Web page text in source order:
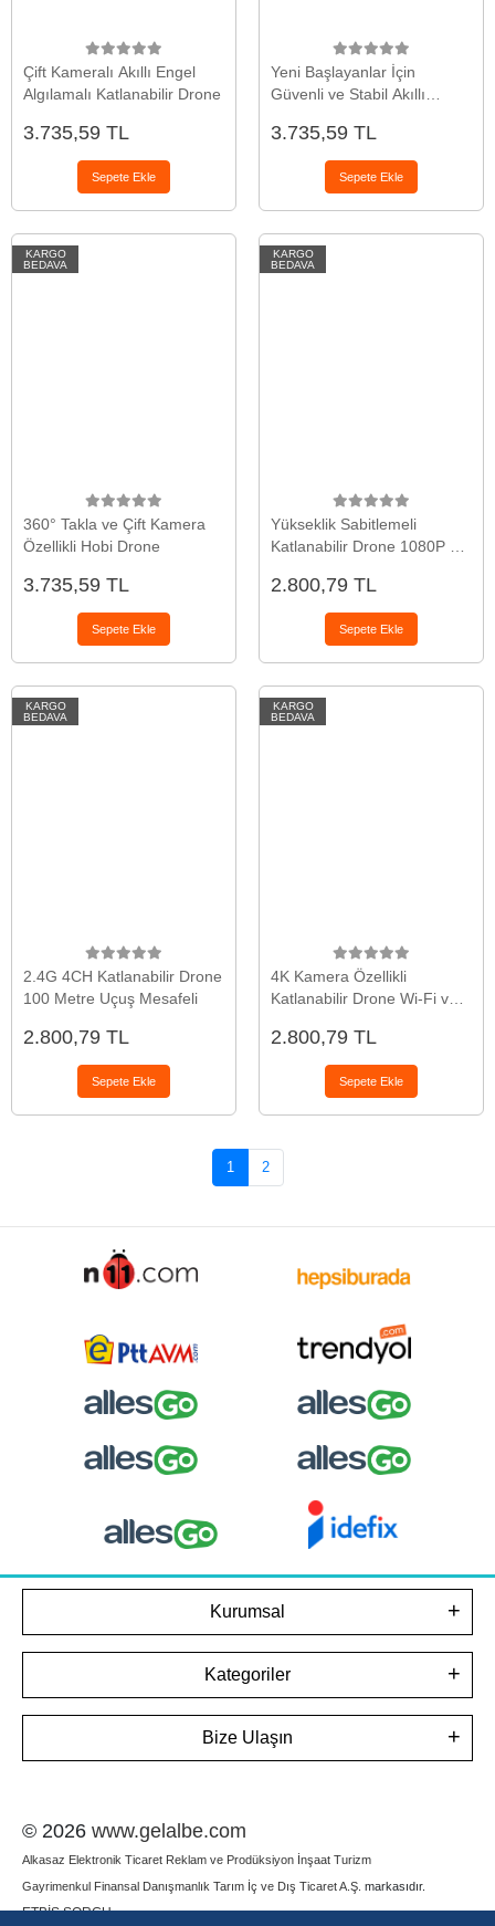
Çift Kameralı Akıllı Engel
Algılamalı Katlanabilir Drone
3.735,59 TL
Sepete Ekle
Yeni Başlayanlar İçin
Güvenli ve Stabil Akıllı
3.735,59 TL
Sepete Ekle
KARGO
BEDAVA
360° Takla ve Çift Kamera
Özellikli Hobi Drone
3.735,59 TL
Sepete Ekle
KARGO
BEDAVA
Yükseklik Sabitlemeli
Katlanabilir Drone 1080P 4K
2.800,79 TL
Sepete Ekle
KARGO
BEDAVA
2.4G 4CH Katlanabilir Drone
100 Metre Uçuş Mesafeli
2.800,79 TL
Sepete Ekle
KARGO
BEDAVA
4K Kamera Özellikli
Katlanabilir Drone Wi-Fi ve
2.800,79 TL
Sepete Ekle
1 2
Kurumsal
Kategoriler
Bize Ulaşın
© 2026 www.gelalbe.com
Alkasaz Elektronik Ticaret Reklam ve Prodüksiyon İnşaat Turizm
Gayrimenkul Finansal Danışmanlık Tarım İç ve Dış Ticaret A.Ş. markasıdır.
ETBİS SORGU